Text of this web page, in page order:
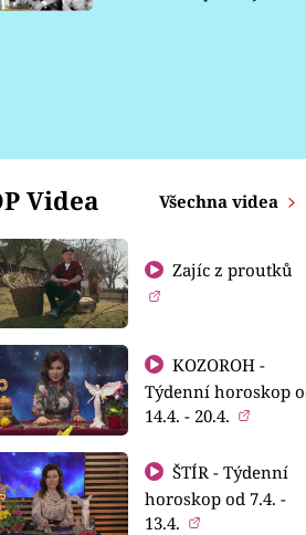
Videa Všechna videa
Zajíc z proutků
KOZOROH -
Týdenní horoskop
14.4. - 20.4.
ŠTÍR - Týdenní
horoskop od 7.4. -
13.4.